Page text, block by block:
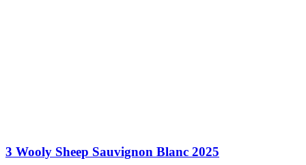
3 Wooly Sheep Sauvignon Blanc 2025